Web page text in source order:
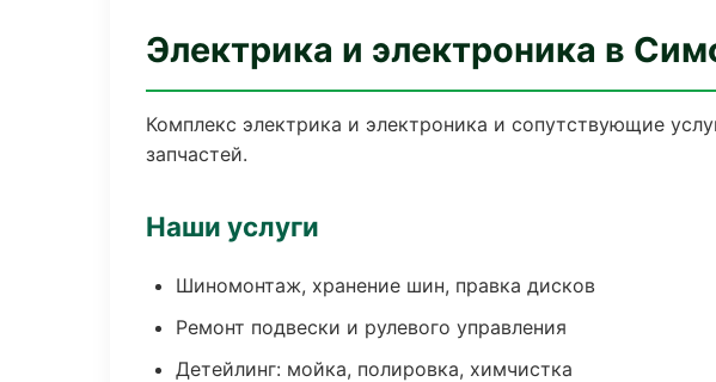
Электрика и электроника в
Комплекс электрика и электроника и сопутствующие
запчастей.
Наши услуги
Шиномонтаж, хранение шин, правка дисков
Ремонт подвески и рулевого управления
Детейлинг: мойка, полировка, химчистка